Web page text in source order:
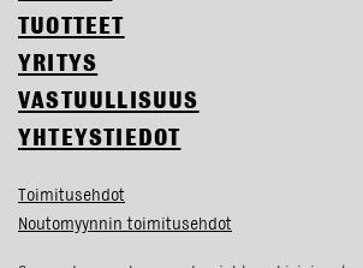
TUOTTEET
YRITYS
VASTUULLISUUS
YHTEYSTIEDOT
Toimitusehdot
Noutomyynnin toimitusehdot